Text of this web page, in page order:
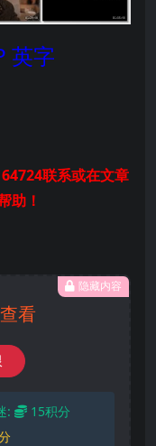
英字
联系或在文章
助！
隐藏内容
看
:
15积分